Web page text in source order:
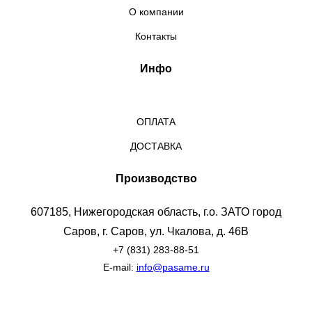
О компании
Контакты
Инфо
ОПЛАТА
ДОСТАВКА
Производство
607185, Нижегородская область, г.о. ЗАТО город
Саров, г. Саров, ул. Чкалова, д. 46В
+7 (831) 283-88-51
E-mail: info@pasame.ru